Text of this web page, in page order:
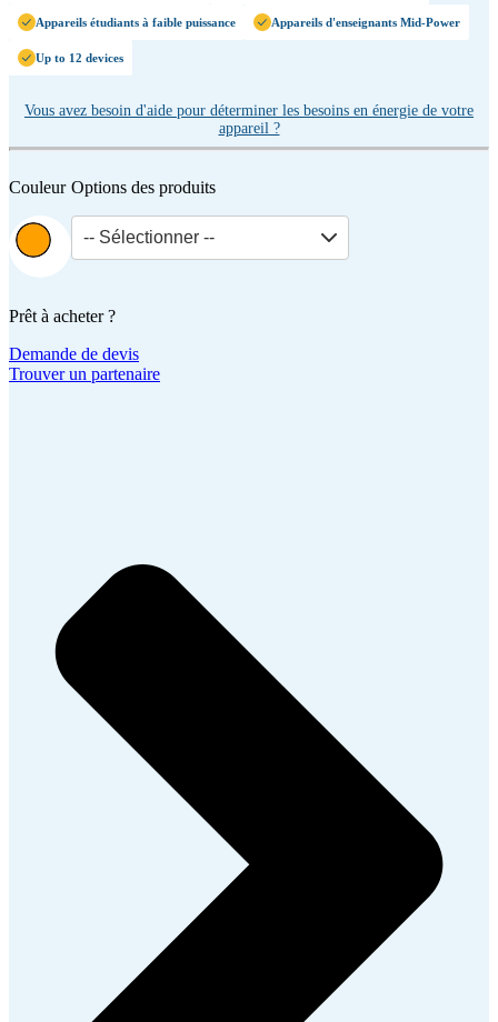
Appareils étudiants à faible puissance Appareils d'enseignants Mid-Power
Up to 12 devices
Vous avez besoin d'aide pour déterminer les besoins en énergie de votre
appareil ?
Couleur Options des produits
-- Sélectionner --
Prêt à acheter ?
Demande de devis
Trouver un partenaire